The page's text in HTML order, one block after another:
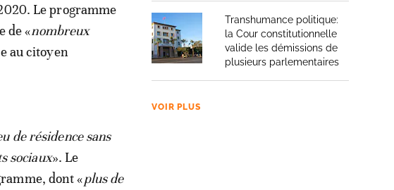
Le programme
de «nombreux
au citoyen
de résidence sans
sociaux». Le
dont «plus de
Transhumance politique:
la Cour constitutionnelle
valide les démissions de
plusieurs parlementaires
VOIR PLUS